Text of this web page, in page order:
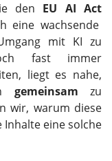
den EU AI Act
eine wachsende
mit KI zu
fast immer
liegt es nahe,
gemeinsam zu
wir, warum diese
eine solche